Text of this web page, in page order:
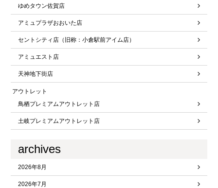
ゆめタウン佐賀店
アミュプラザおおいた店
セントシティ店（旧称：小倉駅前アイム店）
アミュエスト店
天神地下街店
アウトレット
鳥栖プレミアムアウトレット店
土岐プレミアムアウトレット店
archives
2026年8月
2026年7月